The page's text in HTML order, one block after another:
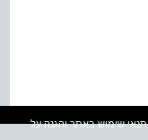
תנאי שימוש באתר והגנה על